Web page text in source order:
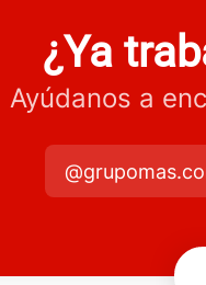
¿Ya
Ayúdanos a